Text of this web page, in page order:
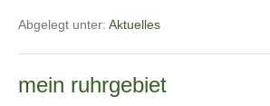
Abgelegt unter: Aktuelles
mein ruhrgebiet